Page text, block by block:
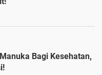
Bagi Kesehatan,